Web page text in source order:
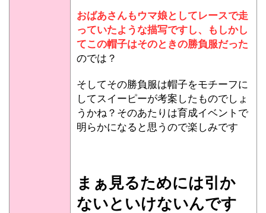
おばあさんもウマ娘としてレースで走
っていたような描写ですし、もしかし
てこの帽子はそのときの勝負服だった
のでは？
そしてその勝負服は帽子をモチーフに
してスイーピーが考案したものでしょ
うかね？そのあたりは育成イベントで
明らかになると思うので楽しみです
まぁ見るためには引か
ないといけないんです